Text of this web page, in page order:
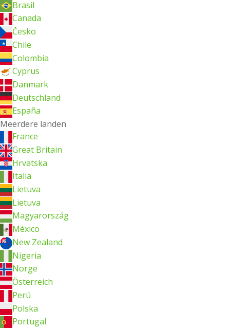
Brasil
Canada
Česko
Chile
Colombia
Cyprus
Danmark
Deutschland
España
Meerdere landen
France
Great Britain
Hrvatska
Italia
Lietuva
Lietuva
Magyarország
México
New Zealand
Nigeria
Norge
Österreich
Perú
Polska
Portugal